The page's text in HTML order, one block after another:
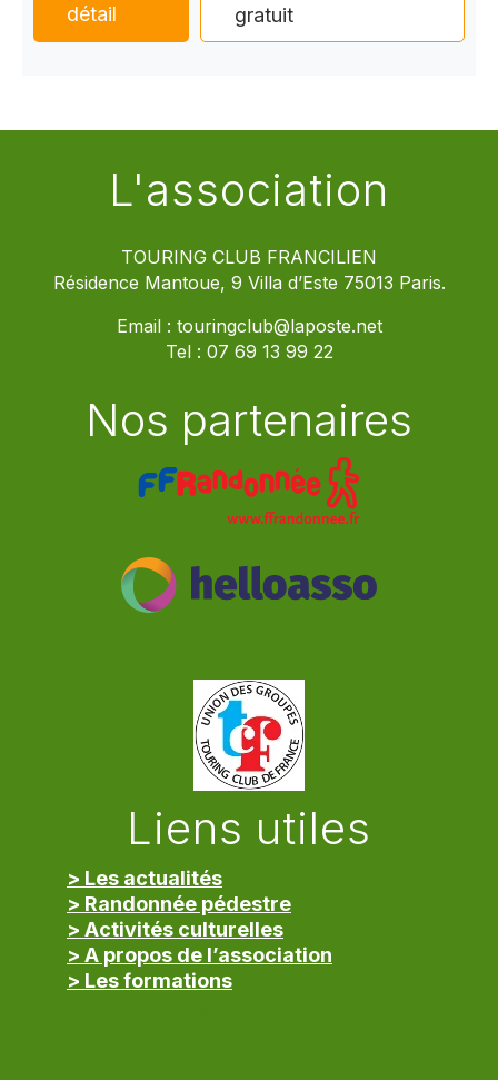
détail
gratuit
L'association
TOURING CLUB FRANCILIEN
Résidence Mantoue, 9 Villa d’Este 75013 Paris.
Email : touringclub@laposte.net
Tel : 07 69 13 99 22
Nos partenaires
Liens utiles
> Les actualités
> Randonnée pédestre
> Activités culturelles
> A propos de l’association
> Les formations